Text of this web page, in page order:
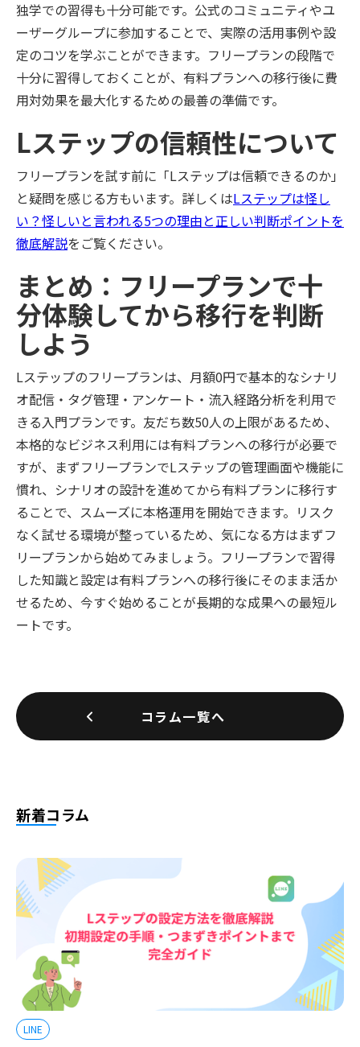
独学での習得も十分可能です。公式のコミュニティやユ
ーザーグループに参加することで、実際の活用事例や設
定のコツを学ぶことができます。フリープランの段階で
十分に習得しておくことが、有料プランへの移行後に費
用対効果を最大化するための最善の準備です。
Lステップの信頼性について
フリープランを試す前に「Lステップは信頼できるのか」
と疑問を感じる方もいます。詳しくはLステップは怪し
い？怪しいと言われる5つの理由と正しい判断ポイントを
徹底解説をご覧ください。
まとめ：フリープランで十
分体験してから移行を判断
しよう
Lステップのフリープランは、月額0円で基本的なシナリ
オ配信・タグ管理・アンケート・流入経路分析を利用で
きる入門プランです。友だち数50人の上限があるため、
本格的なビジネス利用には有料プランへの移行が必要で
すが、まずフリープランでLステップの管理画面や機能に
慣れ、シナリオの設計を進めてから有料プランに移行す
ることで、スムーズに本格運用を開始できます。リスク
なく試せる環境が整っているため、気になる方はまずフ
リープランから始めてみましょう。フリープランで習得
した知識と設定は有料プランへの移行後にそのまま活か
せるため、今すぐ始めることが長期的な成果への最短ル
ートです。
コラム一覧へ
新着コラム
LINE